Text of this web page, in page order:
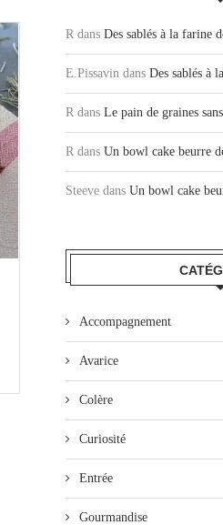
R dans Des sablés à la farine
E.Pissavin dans Des sablés à
R dans Le pain de graines
R dans Un bowl cake beurre
Steeve dans Un bowl cake
Accompagnement
Avarice
Colère
Curiosité
Entrée
Gourmandise